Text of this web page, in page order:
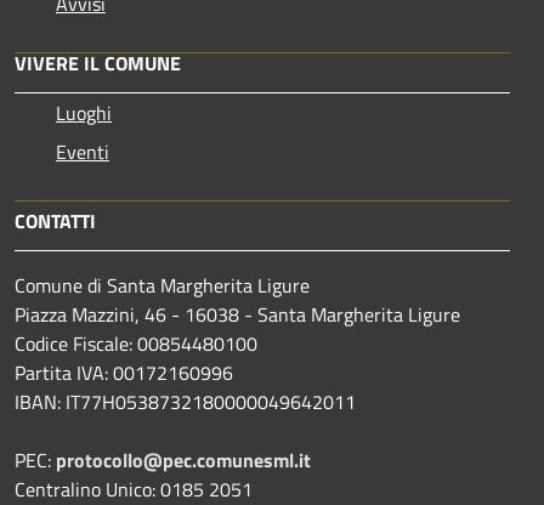
VIVERE IL COMUNE
Luoghi
Eventi
CONTATTI
Comune di Santa Margherita Ligure
Piazza Mazzini, 46 - 16038 - Santa Margherita Ligure
Codice Fiscale: 00854480100
Partita IVA: 00172160996
IBAN: IT77H0538732180000049642011
PEC: protocollo@pec.comunesml.it
Centralino Unico: 0185 2051